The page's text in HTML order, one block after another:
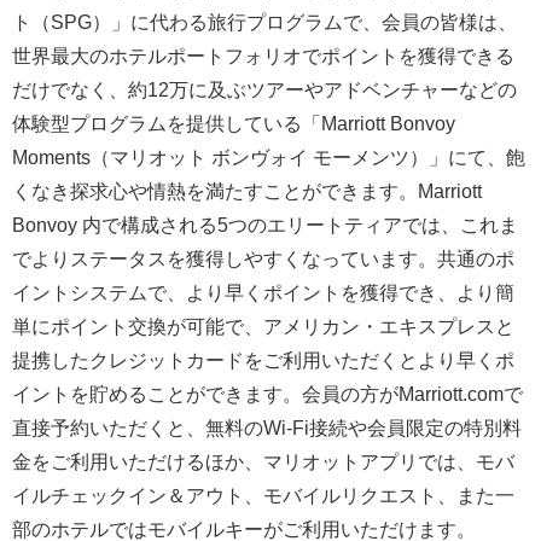
ト（SPG）」に代わる旅行プログラムで、会員の皆様は、
世界最大のホテルポートフォリオでポイントを獲得できる
だけでなく、約12万に及ぶツアーやアドベンチャーなどの
体験型プログラムを提供している「Marriott Bonvoy
Moments（マリオット ボンヴォイ モーメンツ）」にて、飽
くなき探求心や情熱を満たすことができます。Marriott
Bonvoy 内で構成される5つのエリートティアでは、これま
でよりステータスを獲得しやすくなっています。共通のポ
イントシステムで、より早くポイントを獲得でき、より簡
単にポイント交換が可能で、アメリカン・エキスプレスと
提携したクレジットカードをご利用いただくとより早くポ
イントを貯めることができます。会員の方がMarriott.comで
直接予約いただくと、無料のWi-Fi接続や会員限定の特別料
金をご利用いただけるほか、マリオットアプリでは、モバ
イルチェックイン＆アウト、モバイルリクエスト、また一
部のホテルではモバイルキーがご利用いただけます。